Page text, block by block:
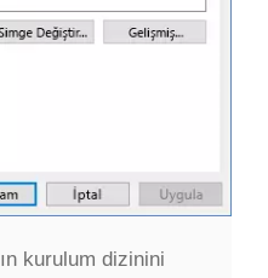
kurulum dizinini